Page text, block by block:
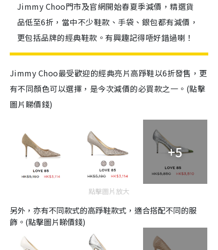
Jimmy Choo門市及官網開始春夏季減價，精選貨
品低至6折，當中不少鞋款、手袋、銀包都有減價，
更包括品牌的經典鞋款。有興趣記得唔好錯過喇！
Jimmy Choo最受歡迎的經典亮片高踭鞋以6折發售，更
有不同顏色可以選擇，是今次減價的必買款之一。(點擊
圖片睇價錢)
+5
點擊圖片放大
另外，亦有不同款式的高踭鞋款式，適合搭配不同的服
飾。(點擊圖片睇價錢)